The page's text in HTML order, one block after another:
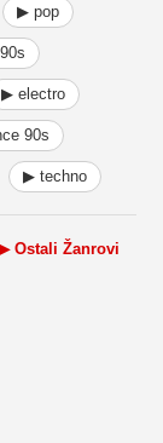
▶ pop
▶ electro
90s
▶ techno
Ostali Žanrovi